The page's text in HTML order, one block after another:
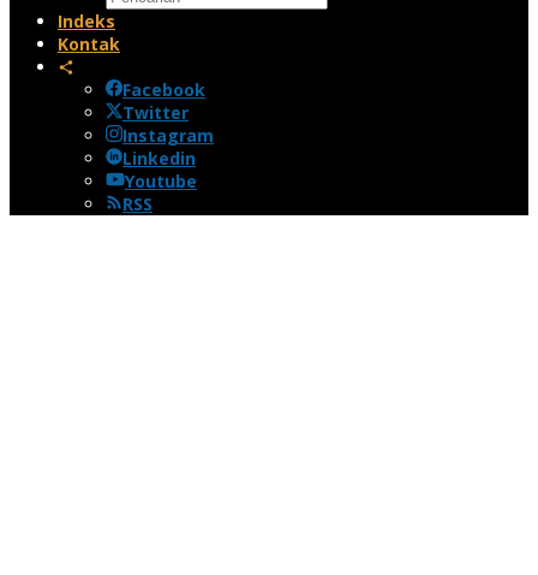
Indeks
Kontak
Facebook
Twitter
Instagram
Linkedin
Youtube
RSS